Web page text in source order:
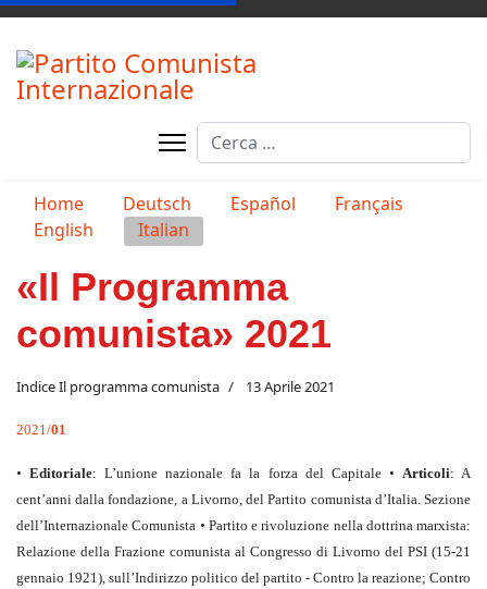
Cerca
Seleziona la tua lingua
Home Deutsch Español
Français
English
Italian
«Il Programma
comunista» 2021
Indice Il programma comunista 13 Aprile 2021
2021/01
•Editoriale: L’unione nazionale fa la forza del Capitale • Articoli: A
cent’anni dalla fondazione, a Livorno, del Partito comunista d’Italia. Sezione
dell’Internazionale Comunista • Partito e rivoluzione nella dottrina marxista:
Relazione della Frazione comunista al Congresso di Livorno del PSI (15-21
gennaio 1921), sull’Indirizzo politico del partito - Contro la reazione; Contro